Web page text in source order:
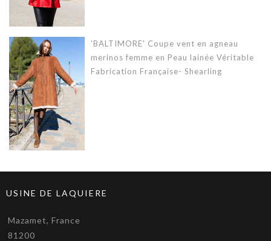
'BALTIMORE' Coupe vent en agneau
merinos femme en Peau lainée Véritable
Fabrication Française- Shearling
USINE DE LAQUIERE
Mazamet, France
81200